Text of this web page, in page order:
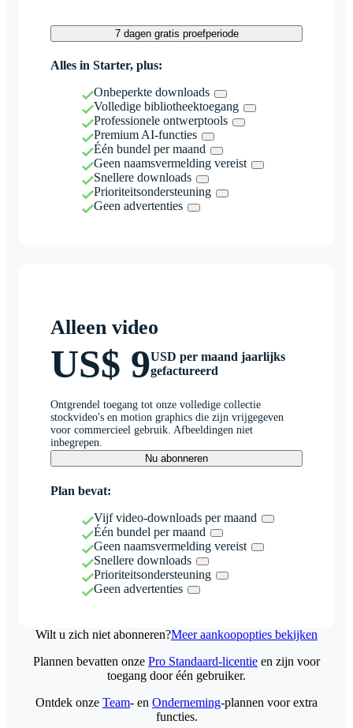
7 dagen gratis proefperiode
Alles in Starter, plus:
Onbeperkte downloads
Volledige bibliotheektoegang
Professionele ontwerptools
Premium AI-functies
Één bundel per maand
Geen naamsvermelding vereist
Snellere downloads
Prioriteitsondersteuning
Geen advertenties
Alleen video
US$ 9USD per maand jaarlijks
gefactureerd
Ontgrendel toegang tot onze volledige collectie
stockvideo's en motion graphics die zijn vrijgegeven
voor commercieel gebruik. Afbeeldingen niet
inbegrepen.
Nu abonneren
Plan bevat:
Vijf video-downloads per maand
Één bundel per maand
Geen naamsvermelding vereist
Snellere downloads
Prioriteitsondersteuning
Geen advertenties
Wilt u zich niet abonneren?Meer aankoopopties bekijken
Plannen bevatten onze Pro Standaard-licentie en zijn voor
toegang door één gebruiker.
Ontdek onze Team- en Onderneming-plannen voor extra
functies.